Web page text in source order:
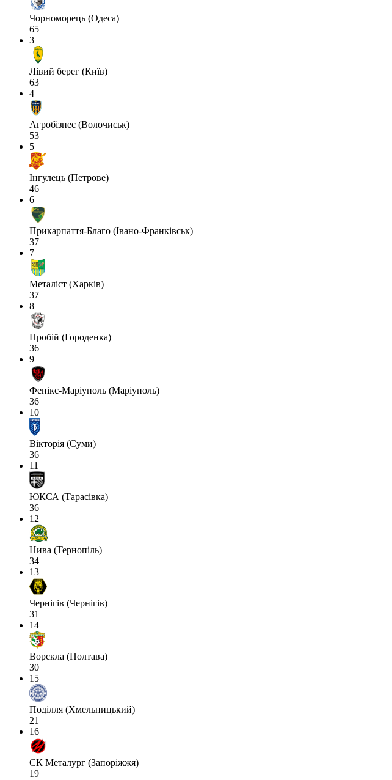
Чорноморець (Одеса)
65
3
Лівий берег (Київ)
63
4
Агробізнес (Волочиськ)
53
5
Інгулець (Петрове)
46
6
Прикарпаття-Благо (Івано-Франківськ)
37
7
Металіст (Харків)
37
8
Пробій (Городенка)
36
9
Фенікс-Маріуполь (Маріуполь)
36
10
Вікторія (Суми)
36
11
ЮКСА (Тарасівка)
36
12
Нива (Тернопіль)
34
13
Чернігів (Чернігів)
31
14
Ворскла (Полтава)
30
15
Поділля (Хмельницький)
21
16
СК Металург (Запоріжжя)
19